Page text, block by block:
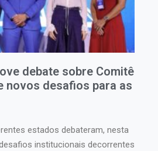
debate sobre Comitê
novos desafios para as
estados debateram, nesta
institucionais decorrentes